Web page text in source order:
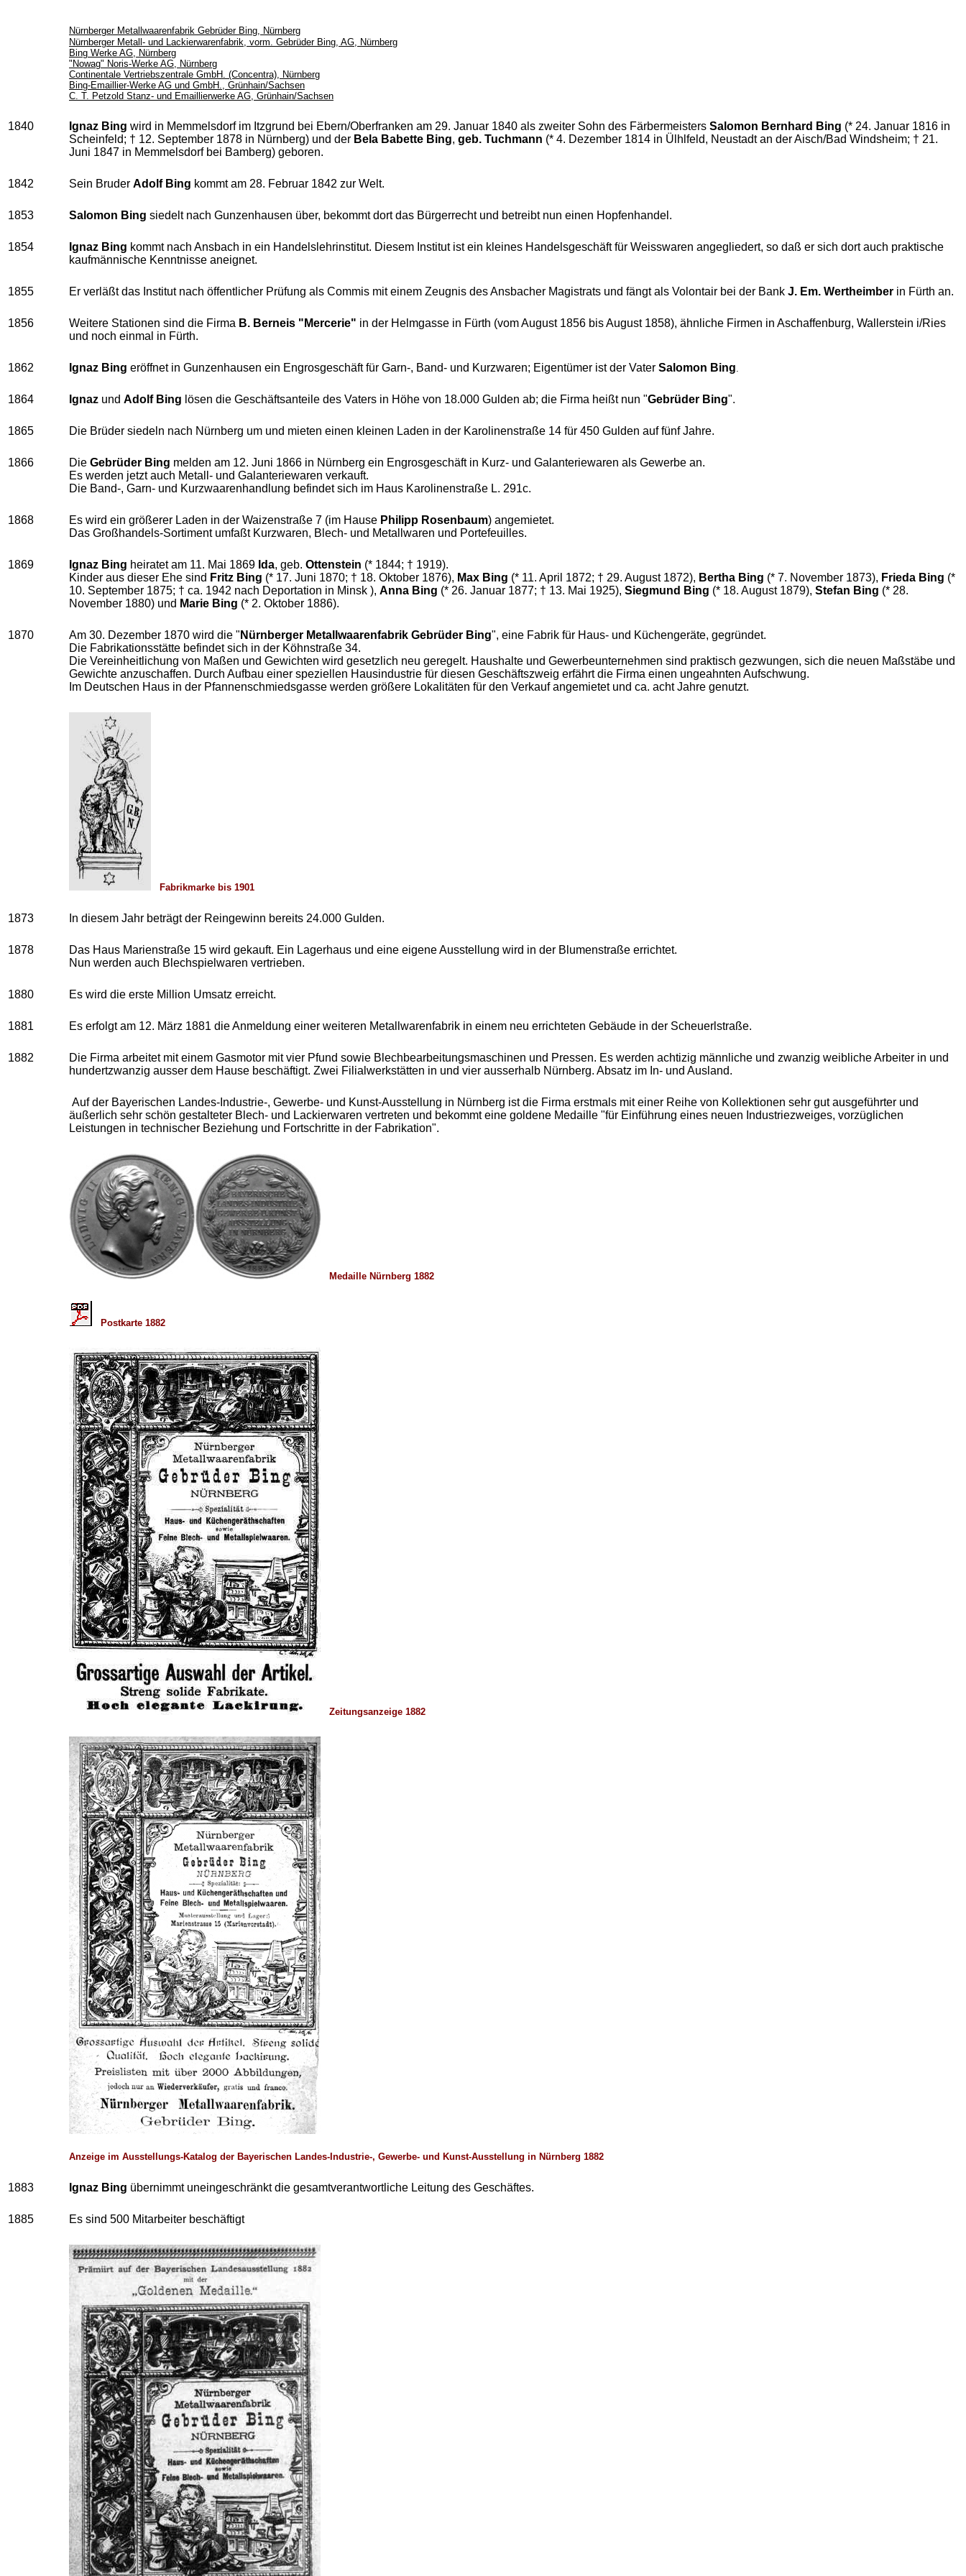
Nürnberger Metallwaarenfabrik Gebrüder Bing, Nürnberg
Nürnberger Metall- und Lackierwarenfabrik, vorm. Gebrüder Bing, AG, Nürnberg
Bing Werke AG, Nürnberg
"Nowag" Noris-Werke AG, Nürnberg
Continentale Vertriebszentrale GmbH. (Concentra), Nürnberg
Bing-Emaillier-Werke AG und GmbH., Grünhain/Sachsen
C. T. Petzold Stanz- und Emaillierwerke AG, Grünhain/Sachsen
1840 Ignaz Bing wird in Memmelsdorf im Itzgrund bei Ebern/Oberfranken am 29. Januar 1840 als zweiter Sohn des Färbermeisters Salomon Bernhard Bing (* 24. Januar 1816 in
Scheinfeld; † 12. September 1878 in Nürnberg) und der Bela Babette Bing, geb. Tuchmann (* 4. Dezember 1814 in Ülhlfeld, Neustadt an der Aisch/Bad Windsheim; † 21.
Juni 1847 in Memmelsdorf bei Bamberg) geboren.
1842 Sein Bruder Adolf Bing kommt am 28. Februar 1842 zur Welt.
1853 Salomon Bing siedelt nach Gunzenhausen über, bekommt dort das Bürgerrecht und betreibt nun einen Hopfenhandel.
1854 Ignaz Bing kommt nach Ansbach in ein Handelslehrinstitut. Diesem Institut ist ein kleines Handelsgeschäft für Weisswaren angegliedert, so daß er sich dort auch praktische
kaufmännische Kenntnisse aneignet.
1855 Er verläßt das Institut nach öffentlicher Prüfung als Commis mit einem Zeugnis des Ansbacher Magistrats und fängt als Volontair bei der Bank J. Em. Wertheimber in Fürth an.
1856 Weitere Stationen sind die Firma B. Berneis "Mercerie" in der Helmgasse in Fürth (vom August 1856 bis August 1858), ähnliche Firmen in Aschaffenburg, Wallerstein i/Ries
und noch einmal in Fürth.
1862 Ignaz Bing eröffnet in Gunzenhausen ein Engrosgeschäft für Garn-, Band- und Kurzwaren; Eigentümer ist der Vater Salomon Bing.
1864 Ignaz und Adolf Bing lösen die Geschäftsanteile des Vaters in Höhe von 18.000 Gulden ab; die Firma heißt nun "Gebrüder Bing".
1865 Die Brüder siedeln nach Nürnberg um und mieten einen kleinen Laden in der Karolinenstraße 14 für 450 Gulden auf fünf Jahre.
1866 Die Gebrüder Bing melden am 12. Juni 1866 in Nürnberg ein Engrosgeschäft in Kurz- und Galanteriewaren als Gewerbe an.
Es werden jetzt auch Metall- und Galanteriewaren verkauft.
Die Band-, Garn- und Kurzwaarenhandlung befindet sich im Haus Karolinenstraße L. 291c.
1868 Es wird ein größerer Laden in der Waizenstraße 7 (im Hause Philipp Rosenbaum) angemietet.
Das Großhandels-Sortiment umfaßt Kurzwaren, Blech- und Metallwaren und Portefeuilles.
1869 Ignaz Bing heiratet am 11. Mai 1869 Ida, geb. Ottenstein (* 1844; † 1919).
Kinder aus dieser Ehe sind Fritz Bing (* 17. Juni 1870; † 18. Oktober 1876), Max Bing (* 11. April 1872; † 29. August 1872), Bertha Bing (* 7. November 1873), Frieda Bing (*
10. September 1875; † ca. 1942 nach Deportation in Minsk ), Anna Bing (* 26. Januar 1877; † 13. Mai 1925), Siegmund Bing (* 18. August 1879), Stefan Bing (* 28.
November 1880) und Marie Bing (* 2. Oktober 1886).
1870 Am 30. Dezember 1870 wird die " Nürnberger Metallwaarenfabrik Gebrüder Bing", eine Fabrik für Haus- und Küchengeräte, gegründet.
Die Fabrikationsstätte befindet sich in der Köhnstraße 34.
Die Vereinheitlichung von Maßen und Gewichten wird gesetzlich neu geregelt. Haushalte und Gewerbeunternehmen sind praktisch gezwungen, sich die neuen Maßstäbe und
Gewichte anzuschaffen. Durch Aufbau einer speziellen Hausindustrie für diesen Geschäftszweig erfährt die Firma einen ungeahnten Aufschwung.
Im Deutschen Haus in der Pfannenschmiedsgasse werden größere Lokalitäten für den Verkauf angemietet und ca. acht Jahre genutzt.
Fabrikmarke bis 1901
1873 In diesem Jahr beträgt der Reingewinn bereits 24.000 Gulden.
1878
Das Haus Marienstraße 15 wird gekauft. Ein Lagerhaus und eine eigene Ausstellung wird in der Blumenstraße errichtet.
Nun werden auch Blechspielwaren vertrieben.
1880 Es wird die erste Million Umsatz erreicht.
1881 Es erfolgt am 12. März 1881 die Anmeldung einer weiteren Metallwarenfabrik in einem neu errichteten Gebäude in der Scheuerlstraße.
1882
Die Firma arbeitet mit einem Gasmotor mit vier Pfund sowie Blechbearbeitungsmaschinen und Pressen. Es werden achtizig männliche und zwanzig weibliche Arbeiter in und
hundertzwanzig ausser dem Hause beschäftigt. Zwei Filialwerkstätten in und vier ausserhalb Nürnberg. Absatz im In- und Ausland.
Auf der Bayerischen Landes-Industrie-, Gewerbe- und Kunst-Ausstellung in Nürnberg ist die Firma erstmals mit einer Reihe von Kollektionen sehr gut ausgeführter und
äußerlich sehr schön gestalteter Blech- und Lackierwaren vertreten und bekommt eine goldene Medaille "für Einführung eines neuen Industriezweiges, vorzüglichen
Leistungen in technischer Beziehung und Fortschritte in der Fabrikation".
Medaille Nürnberg 1882
Postkarte 1882
Zeitungsanzeige 1882
Anzeige im Ausstellungs-Katalog der Bayerischen Landes-Industrie-, Gewerbe- und Kunst-Ausstellung in Nürnberg 1882
1883 Ignaz Bing übernimmt uneingeschränkt die gesamtverantwortliche Leitung des Geschäftes.
1885 Es sind 500 Mitarbeiter beschäftigt